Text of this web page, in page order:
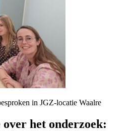
in JGZ-locatie Waalre
het onderzoek: